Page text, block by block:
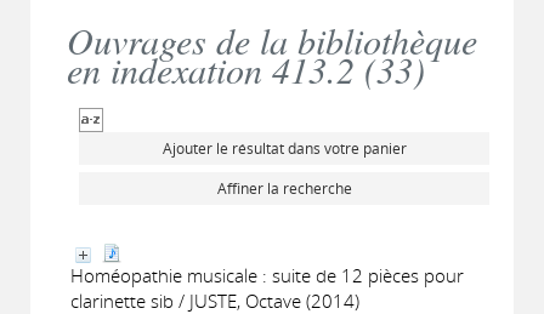
Ouvrages de la bibliothèque
en indexation 413.2 (33)
Ajouter le résultat dans votre panier
Affiner la recherche
Homéopathie musicale : suite de 12 pièces pour
clarinette sib / JUSTE, Octave (2014)